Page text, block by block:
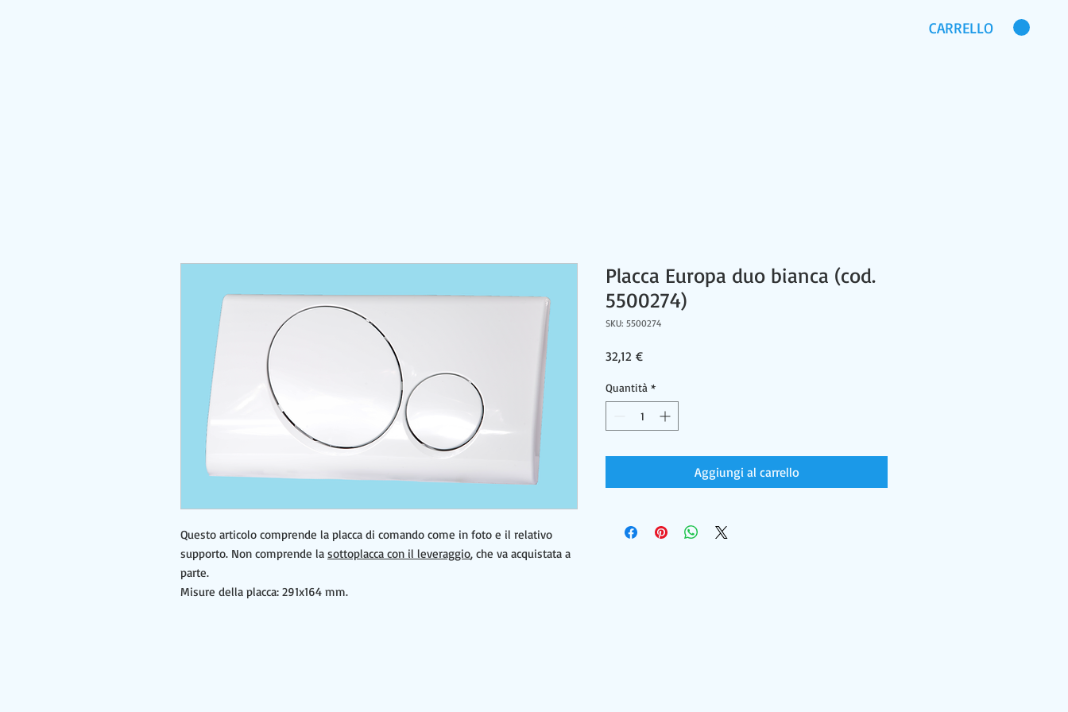
CARRELLO
Questo articolo comprende la placca di comando come in foto e il relativo
supporto. Non comprende la sottoplacca con il leveraggio, che va acquistata a
parte.
Misure della placca: 291x164 mm.
Placca Europa duo bianca (cod.
5500274)
SKU: 5500274
32,12 €Prezzo
Quantità *
Aggiungi al carrello